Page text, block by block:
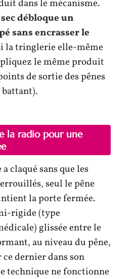
dans le mécanisme.
débloque un
sans encrasser le
la tringlerie elle-même
le même produit
de sortie des pênes
battant).
la radio pour une
claqué sans que les
seul le pêne
la porte fermée.
rigide (type
glissée entre le
au niveau du pêne,
dernier dans son
technique ne fonctionne